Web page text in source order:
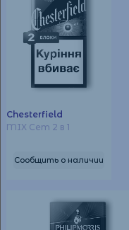
Chesterfield
MIX Сет 2 в 1
Сообщить о наличии